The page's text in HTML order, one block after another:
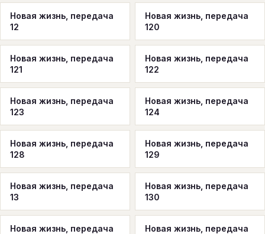
Новая жизнь, передача
12
Новая жизнь, передача
120
Новая жизнь, передача
121
Новая жизнь, передача
122
Новая жизнь, передача
123
Новая жизнь, передача
124
Новая жизнь, передача
128
Новая жизнь, передача
129
Новая жизнь, передача
13
Новая жизнь, передача
130
Новая жизнь, передача
Новая жизнь, передача